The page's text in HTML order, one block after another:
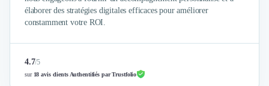
élaborer des stratégies digitales efficaces pour améliorer
constamment votre ROI.
4.7/5
sur 18 avis clients Authentifiés par Trustfolio